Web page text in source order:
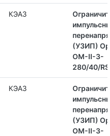
КЭАЗ
(УЗИП)
OM-II-3-
280/40/RS
КЭАЗ
(УЗИП)
OM-II-3-